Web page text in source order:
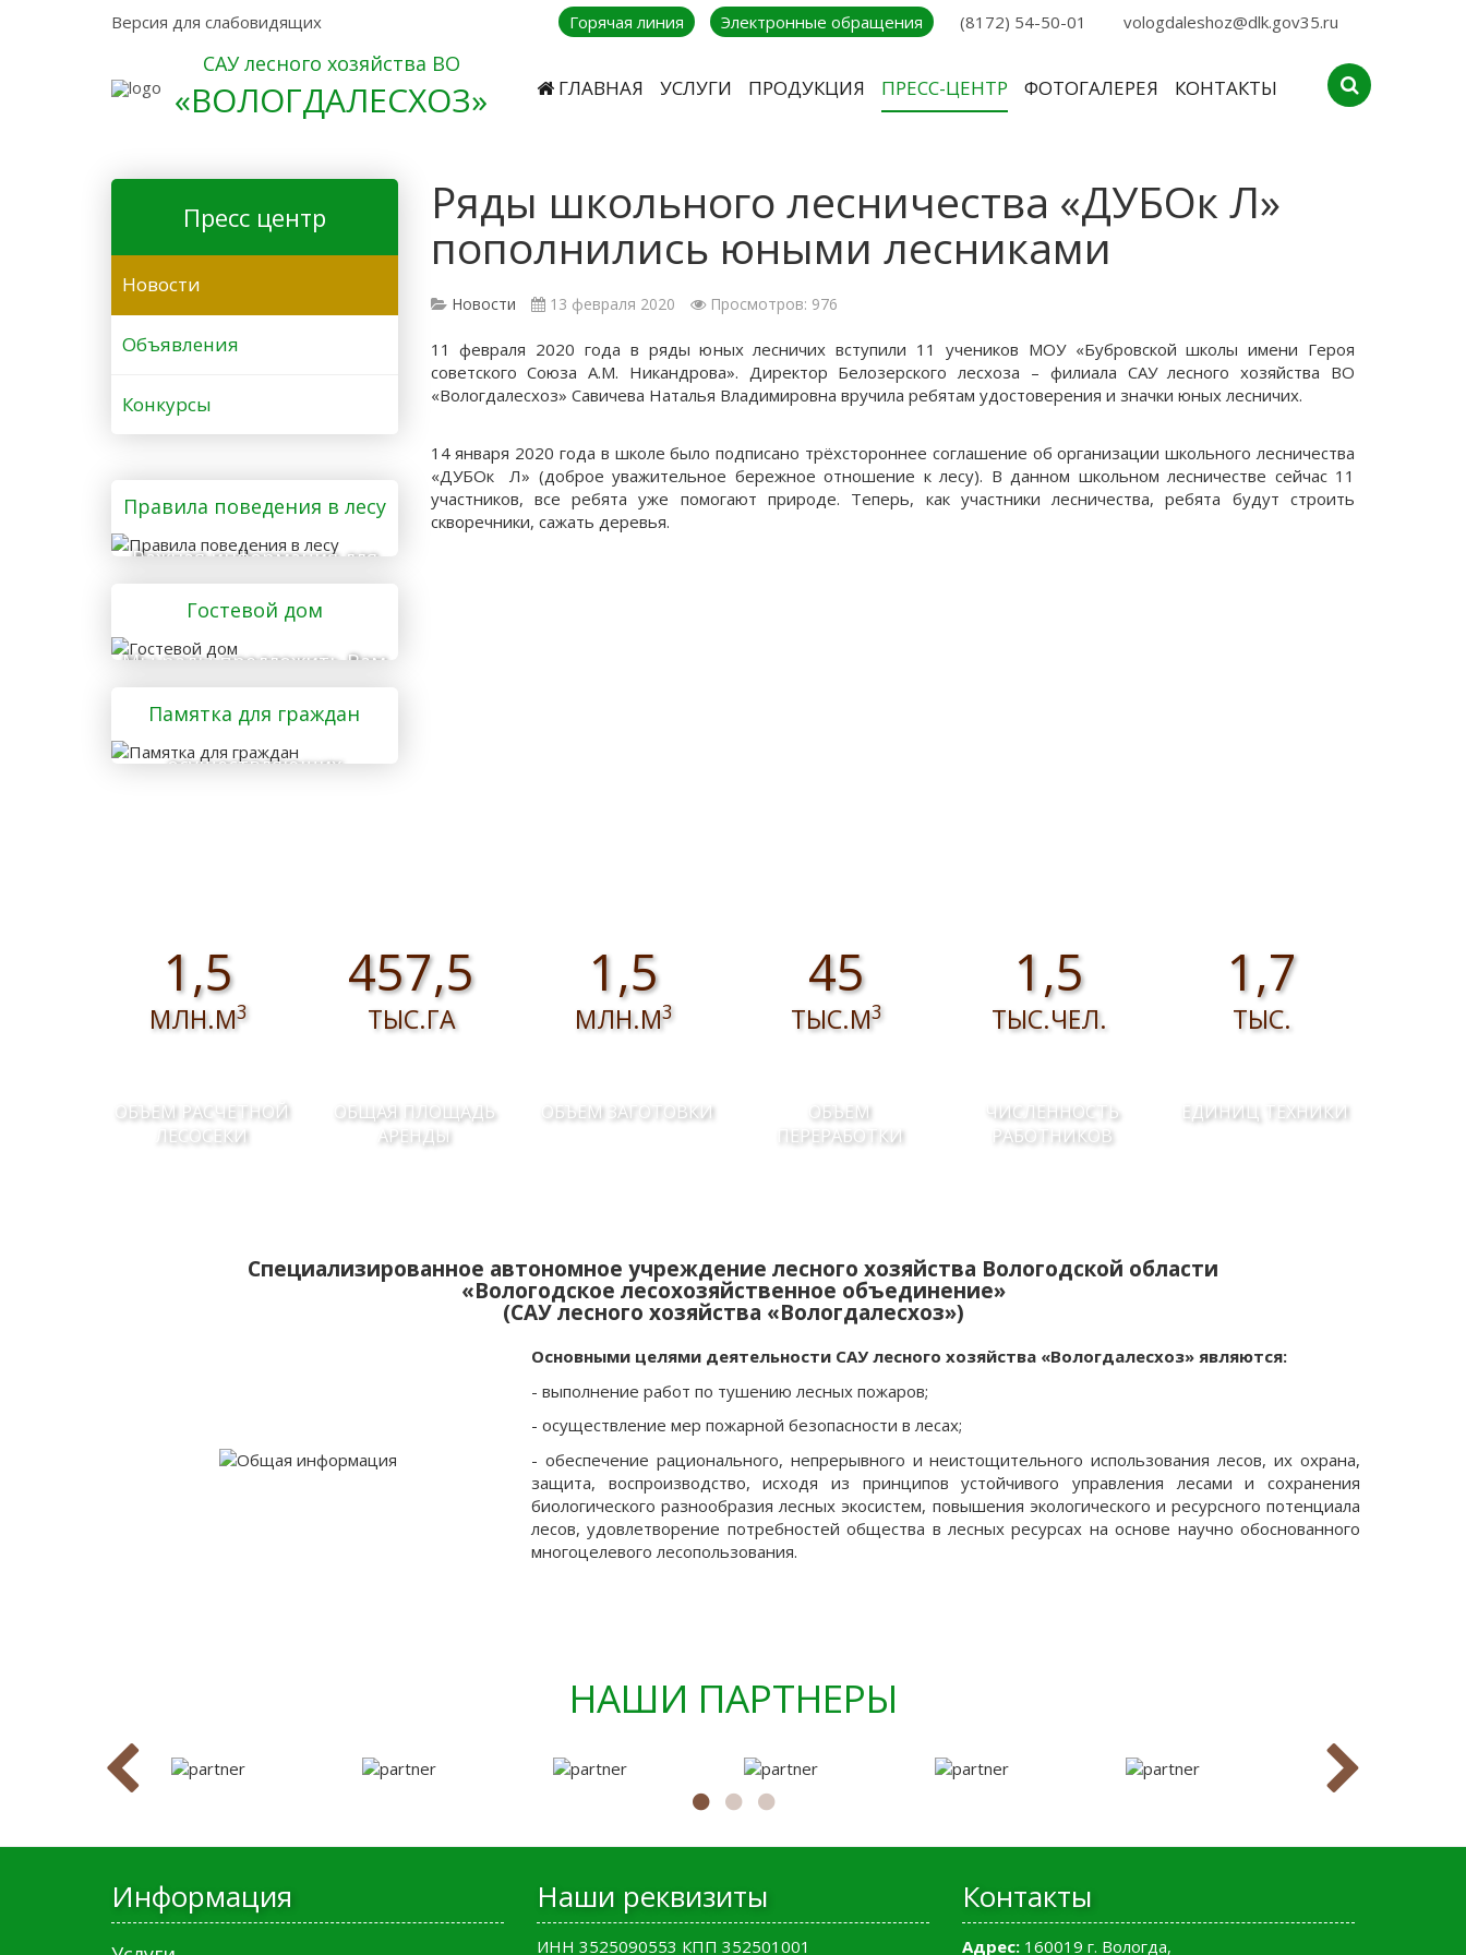
Версия для слабовидящих Горячая линия Электронные обращения (8172) 54-50-01 vologdaleshoz@dlk.gov35.ru
САУ лесного хозяйства ВО
«ВОЛОГДАЛЕСХОЗ» ГЛАВНАЯ УСЛУГИ ПРОДУКЦИЯ ПРЕСС-ЦЕНТР ФОТОГАЛЕРЕЯ КОНТАКТЫ
Ряды школьного лесничества «ДУБОк Л»
пополнились юными лесниками
Новости 13 февраля 2020 Просмотров: 976
11 февраля 2020 года в ряды юных лесничих вступили 11 учеников МОУ «Бубровской школы имени Героя
советского Союза А.М. Никандрова». Директор Белозерского лесхоза – филиала САУ лесного хозяйства ВО
«Вологдалесхоз» Савичева Наталья Владимировна вручила ребятам удостоверения и значки юных лесничих.
14 января 2020 года в школе было подписано трёхстороннее соглашение об организации школьного лесничества
«ДУБОк Л» (доброе уважительное бережное отношение к лесу). В данном школьном лесничестве сейчас 11
участников, все ребята уже помогают природе. Теперь, как участники лесничества, ребята будут строить
скворечники, сажать деревья.
Пресс центр
Новости
Объявления
Конкурсы
Правила поведения в лесу
Важная информация для
тех, кто отправляется в
лес
Гостевой дом
Мы рады предложить Вам
услуги гостевого дома
Памятка для граждан
осуществляющих
1,5
МЛН.М3
ОБЪЕМ РАСЧЕТНОЙ
ЛЕСОСЕКИ
457,5
ТЫС.ГА
ОБЩАЯ ПЛОЩАДЬ
АРЕНДЫ
1,5
МЛН.М3
ОБЪЕМ ЗАГОТОВКИ
45
ТЫС.М3
ОБЪЕМ
ПЕРЕРАБОТКИ
1,5
ТЫС.ЧЕЛ.
ЧИСЛЕННОСТЬ
РАБОТНИКОВ
1,7
ТЫС.
ЕДИНИЦ ТЕХНИКИ
Специализированное автономное учреждение лесного хозяйства Вологодской области
«Вологодское лесохозяйственное объединение»
(САУ лесного хозяйства «Вологдалесхоз»)
Основными целями деятельности САУ лесного хозяйства «Вологдалесхоз» являются:
- выполнение работ по тушению лесных пожаров;
- осуществление мер пожарной безопасности в лесах;
- обеспечение рационального, непрерывного и неистощительного использования лесов, их охрана,
защита, воспроизводство, исходя из принципов устойчивого управления лесами и сохранения
биологического разнообразия лесных экосистем, повышения экологического и ресурсного потенциала
лесов, удовлетворение потребностей общества в лесных ресурсах на основе научно обоснованного
многоцелевого лесопользования.
НАШИ ПАРТНЕРЫ
Информация Наши реквизиты
ИНН 3525090553 КПП 352501001
Контакты
Адрес: 160019 г. Вологда,